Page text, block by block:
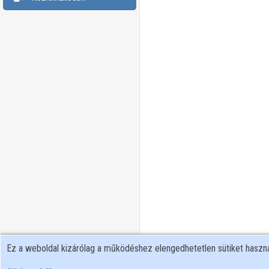
Ez a weboldal kizárólag a működéshez elengedhetetlen sütiket